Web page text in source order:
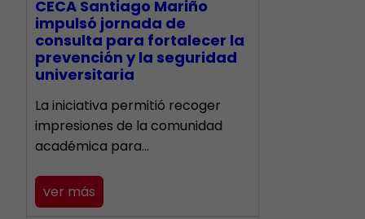
CECA Santiago Mariño
impulsó jornada de
consulta para fortalecer la
prevención y la seguridad
universitaria
La iniciativa permitió recoger
impresiones de la comunidad
académica para…
ver más